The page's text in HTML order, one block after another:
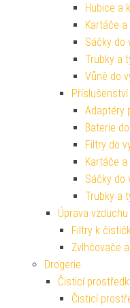
Hubice a
Kartáče
Sáčky do
Trubky a
Vůně do
Adaptéry
Baterie
Filtry do
Kartáče
Sáčky do
Trubky a
Úprava vzduchu
Filtry k
Zvlhčovače
Drogerie
Čisticí
Čisticí